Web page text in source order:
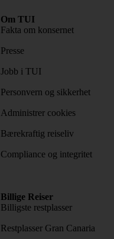
Om TUI
Fakta om konsernet
Presse
Jobb i TUI
Personvern og sikkerhet
Administrer cookies
Bærekraftig reiseliv
Compliance og integritet
Billige Reiser
Billigste restplasser
Restplasser Gran Canaria